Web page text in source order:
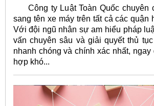
Công ty Luật Toàn Quốc chuyên
sang tên xe máy trên tất cả các quận
Với đội ngũ nhân sự am hiểu pháp
vấn chuyên sâu và giải quyết thủ
nhanh chóng và chính xác nhất,
hợp khó...